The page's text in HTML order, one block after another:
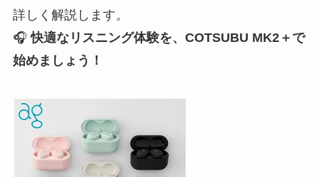
詳しく解説します。
🎧快適なリスニング体験を、COTSUBU MK2＋で
始めましょう！